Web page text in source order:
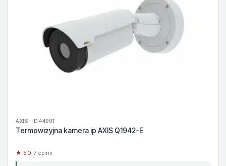
AXIS · ID 44991
Termowizyjna kamera ip AXIS Q1942-E
★ 5.0· 7 opinii